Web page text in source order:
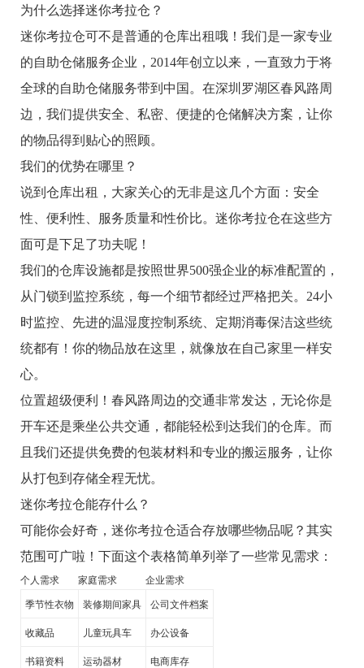
为什么选择迷你考拉仓？
迷你考拉仓可不是普通的仓库出租哦！我们是一家专业
的自助仓储服务企业，2014年创立以来，一直致力于将
全球的自助仓储服务带到中国。在深圳罗湖区春风路周
边，我们提供安全、私密、便捷的仓储解决方案，让你
的物品得到贴心的照顾。
我们的优势在哪里？
说到仓库出租，大家关心的无非是这几个方面：安全
性、便利性、服务质量和性价比。迷你考拉仓在这些方
面可是下足了功夫呢！
我们的仓库设施都是按照世界500强企业的标准配置的，
从门锁到监控系统，每一个细节都经过严格把关。24小
时监控、先进的温湿度控制系统、定期消毒保洁这些统
统都有！你的物品放在这里，就像放在自己家里一样安
心。
位置超级便利！春风路周边的交通非常发达，无论你是
开车还是乘坐公共交通，都能轻松到达我们的仓库。而
且我们还提供免费的包装材料和专业的搬运服务，让你
从打包到存储全程无忧。
迷你考拉仓能存什么？
可能你会好奇，迷你考拉仓适合存放哪些物品呢？其实
范围可广啦！下面这个表格简单列举了一些常见需求：
个人需求
家庭需求
企业需求
季节性衣物
装修期间家具 公司文件档案
收藏品 儿童玩具车 办公设备
书籍资料 运动器材 电商库存